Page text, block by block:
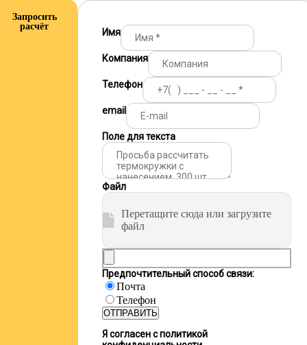
Запросить
расчёт
Имя
Компания
Телефон
email
Поле для текста
Файл
Перетащите сюда или загрузите
файл
Предпочтительный способ связи:
Почта
Телефон
ОТПРАВИТЬ
Я согласен с политикой